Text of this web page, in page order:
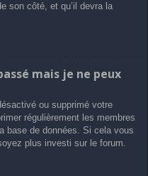
son côté, et qu’il devra la
mais je ne peux
ou supprimé votre
régulièrement les membres
base de données. Si cela vous
plus investi sur le forum.